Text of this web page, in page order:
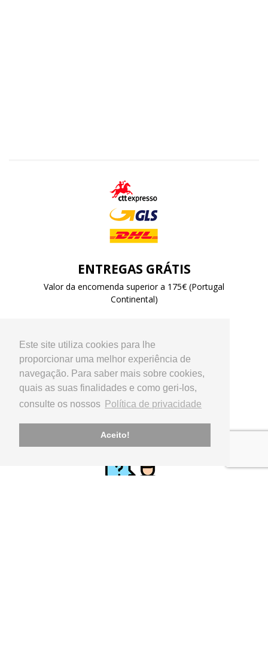
Este site utiliza cookies para lhe
proporcionar uma melhor experiência de
navegação. Para saber mais sobre cookies,
quais as suas finalidades e como geri-los,
consulte os nossos Política de privacidade
Aceito!
ENTREGAS GRÁTIS
Valor da encomenda superior a 175€ (Portugal
Continental)
PAGAMENTO
Referência Multibanco, Transferência Bancária,